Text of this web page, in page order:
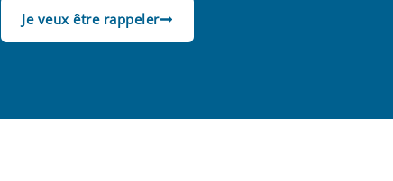
Je veux être rappeler